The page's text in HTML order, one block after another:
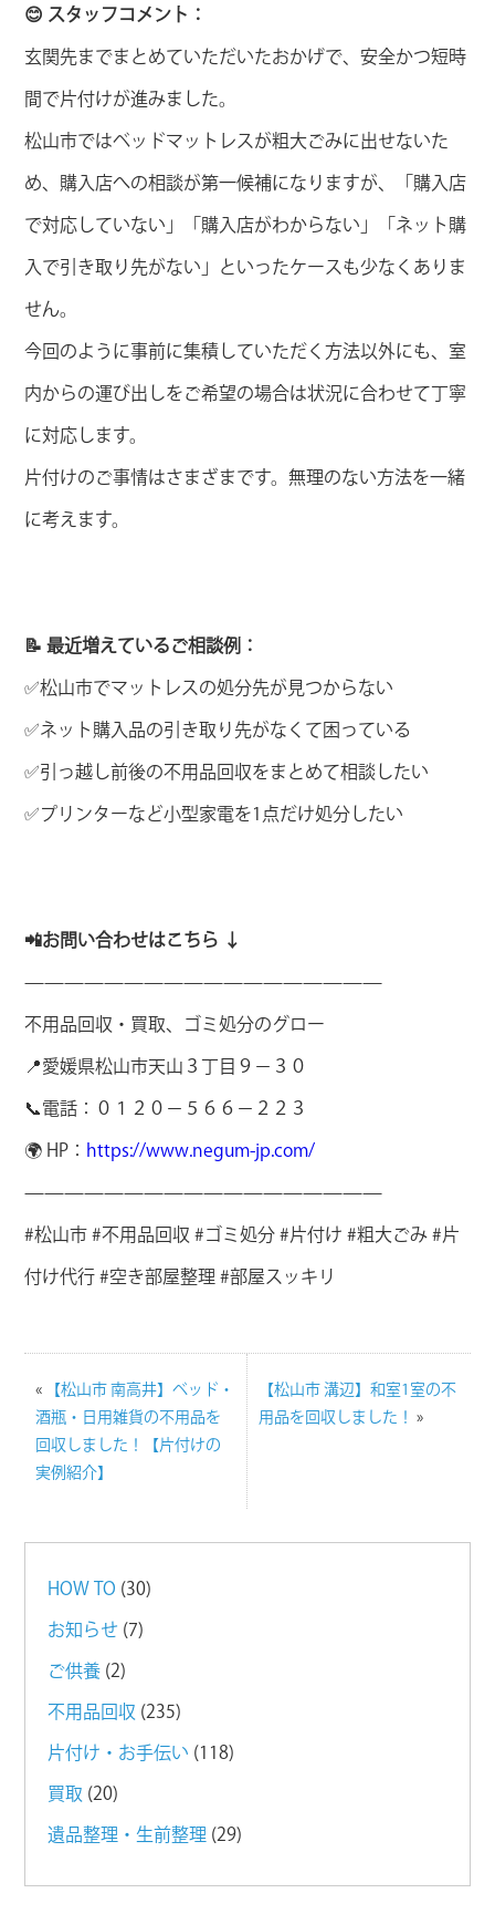
😊 スタッフコメント：
玄関先までまとめていただいたおかげで、安全かつ短時
間で片付けが進みました。
松山市ではベッドマットレスが粗大ごみに出せないた
め、購入店への相談が第一候補になりますが、「購入店
で対応していない」「購入店がわからない」「ネット購
入で引き取り先がない」といったケースも少なくありま
せん。
今回のように事前に集積していただく方法以外にも、室
内からの運び出しをご希望の場合は状況に合わせて丁寧
に対応します。
片付けのご事情はさまざまです。無理のない方法を一緒
に考えます。
📝 最近増えているご相談例：
✅松山市でマットレスの処分先が見つからない
✅ネット購入品の引き取り先がなくて困っている
✅引っ越し前後の不用品回収をまとめて相談したい
✅プリンターなど小型家電を1点だけ処分したい
📲お問い合わせはこちら ↓
——————————————————
不用品回収・買取、ゴミ処分のグロー
📍愛媛県松山市天山３丁目９－３０
📞電話：０１２０－５６６－２２３
🌍 HP： https://www.negum-jp.com/
——————————————————
#松山市 #不用品回収 #ゴミ処分 #片付け #粗大ごみ #片
付け代行 #空き部屋整理 #部屋スッキリ
«
【松山市 南高井】ベッド・
酒瓶・日用雑貨の不用品を
回収しました！【片付けの
実例紹介】
【松山市 溝辺】和室1室の不
用品を回収しました！
»
HOW TO (30)
お知らせ (7)
ご供養 (2)
不用品回収 (235)
片付け・お手伝い (118)
買取 (20)
遺品整理・生前整理 (29)